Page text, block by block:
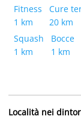
Fitness
1 km
Cure
20 km
Squash
1 km
Bocce
1 km
Località nei